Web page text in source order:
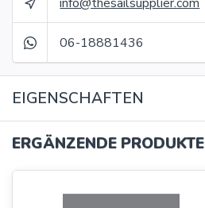
06-18881436
EIGENSCHAFTEN
ERGÄNZENDE PRODUKTE